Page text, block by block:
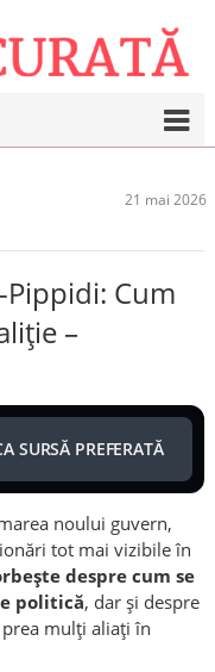
21 mai 2026
Pippidi: Cum
–
SURSĂ PREFERATĂ
noului guvern,
tot mai vizibile în
despre cum se
politică, dar și despre
mulți aliați în